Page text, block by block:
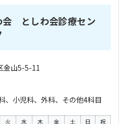
としわ会診療セン
金山5-5-11
、小児科、外科、その他4科目
火 水 木 金 土 日 祝